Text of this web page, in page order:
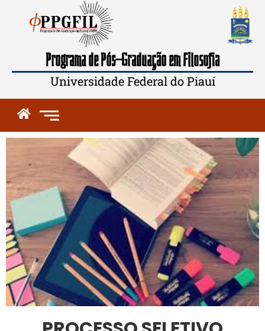
Programa de Pós-Graduação em Filosofia
Universidade Federal do Piauí